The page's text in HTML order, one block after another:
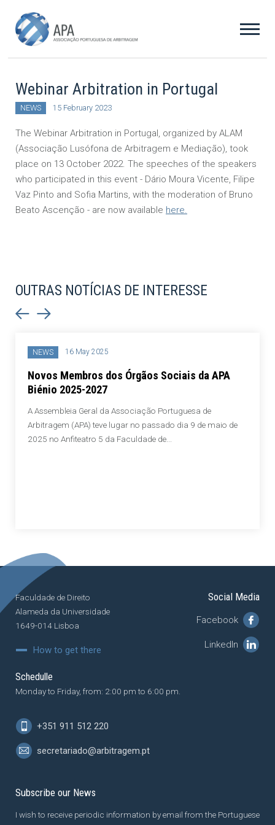
Webinar Arbitration in Portugal
NEWS 15 February 2023
The Webinar Arbitration in Portugal, organized by ALAM
(Associação Lusófona de Arbitragem e Mediação), took
place on 13 October 2022. The speeches of the speakers
who participated in this event - Dário Moura Vicente, Filipe
Vaz Pinto and Sofia Martins, with the moderation of Bruno
Beato Ascenção - are now available here.
OUTRAS NOTÍCIAS DE INTERESSE
NEWS 16 May 2025
Novos Membros dos Órgãos Sociais da APA
Biénio 2025-2027
A Assembleia Geral da Associação Portuguesa de
Arbitragem (APA) teve lugar no passado dia 9 de maio de
2025 no Anfiteatro 5 da Faculdade de...
Social Media
Facebook
LinkedIn
Faculdade de Direito
Alameda da Universidade
1649-014 Lisboa
How to get there
Schedulle
Monday to Friday, from: 2:00 pm to 6:00 pm.
+351 911 512 220
secretariado@arbitragem.pt
Subscribe our News
I wish to receive periodic information by email from the Portuguese